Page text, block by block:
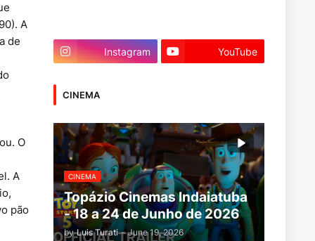
A
de
O
A
pão
Instagram YouTube
CINEMA
CINEMA
Topázio Cinemas Indaiatuba
- 18 a 24 de Junho de 2026
by Luis Turati - June 19, 2026